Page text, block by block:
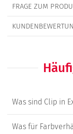
FRAGE ZUM
Was sind Clip in
Was für